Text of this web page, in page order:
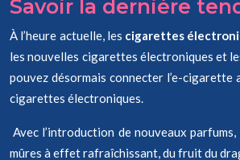
Savoir la dernière
À l’heure actuelle, les cigarettes
les nouvelles cigarettes électroniques et
pouvez désormais connecter l’e-cigarette
cigarettes électroniques.
Avec l’introduction de nouveaux
mûres à effet rafraîchissant, du fruit du